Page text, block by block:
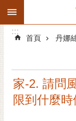
跳到主要內容區塊
搜
階
精彩府城
:::
:::
首頁 丹娜
家-2. 請問
限到什麼時